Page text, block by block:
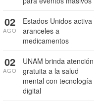
Estados Unidos activa
aranceles a
medicamentos
02
AGO
UNAM brinda atención
gratuita a la salud
mental con tecnología
digital
02
AGO